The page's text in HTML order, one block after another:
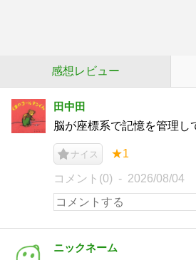
感想レビュー
田中田
脳が座標系で記憶を管理し
ナイス ★1
コメント(0) 2026/08/04
ニックネーム